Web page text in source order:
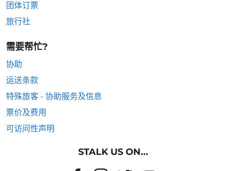
团体订票
旅行社
需要帮忙?
协助
运送条款
特殊旅客 - 协助服务及信息
票价及费用
可访问性声明
STALK US ON...